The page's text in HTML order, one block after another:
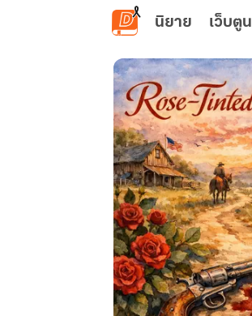
ข้ามไปยังเนื้อหาหลัก
นิยาย เว็บตูน